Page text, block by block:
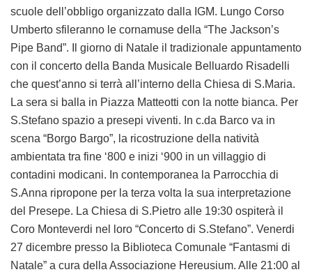
scuole dell’obbligo organizzato dalla IGM. Lungo Corso
Umberto sfileranno le cornamuse della “The Jackson’s
Pipe Band”. Il giorno di Natale il tradizionale appuntamento
con il concerto della Banda Musicale Belluardo Risadelli
che quest’anno si terrà all’interno della Chiesa di S.Maria.
La sera si balla in Piazza Matteotti con la notte bianca. Per
S.Stefano spazio a presepi viventi. In c.da Barco va in
scena “Borgo Bargo”, la ricostruzione della natività
ambientata tra fine ‘800 e inizi ‘900 in un villaggio di
contadini modicani. In contemporanea la Parrocchia di
S.Anna ripropone per la terza volta la sua interpretazione
del Presepe. La Chiesa di S.Pietro alle 19:30 ospiterà il
Coro Monteverdi nel loro “Concerto di S.Stefano”. Venerdi
27 dicembre presso la Biblioteca Comunale “Fantasmi di
Natale” a cura della Associazione Hereusium. Alle 21:00 al